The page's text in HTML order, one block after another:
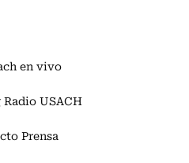
en vivo
USACH
Prensa